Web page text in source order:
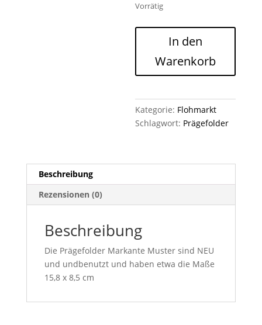
Vorrätig
Markante
Muster
NEU
In den
Warenkorb
Kategorie: Flohmarkt
Schlagwort: Prägefolder
Beschreibung
Rezensionen (0)
Beschreibung
Die Prägefolder Markante Muster sind NEU
und undbenutzt und haben etwa die Maße
15,8 x 8,5 cm